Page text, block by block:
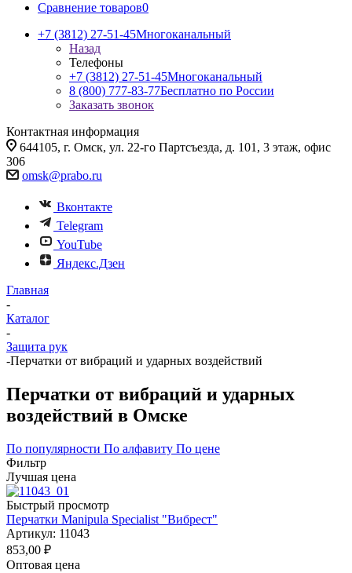
Сравнение товаров0
+7 (3812) 27-51-45Многоканальный
Назад
Телефоны
+7 (3812) 27-51-45Многоканальный
8 (800) 777-83-77Бесплатно по России
Заказать звонок
Контактная информация
644105, г. Омск, ул. 22-го Партсъезда, д. 101, 3 этаж, офис
306
omsk@prabo.ru
Вконтакте
Telegram
YouTube
Яндекс.Дзен
Главная
-
Каталог
-
Защита рук
-Перчатки от вибраций и ударных воздействий
Перчатки от вибраций и ударных
воздействий в Омске
По популярности По алфавиту По цене
Фильтр
Лучшая цена
Быстрый просмотр
Перчатки Manipula Specialist "Вибрест"
Артикул: 11043
853,00 ₽
Оптовая цена